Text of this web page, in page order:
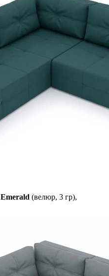
Emerald (велюр, 3 гр),